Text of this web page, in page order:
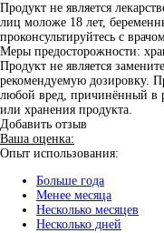
Продукт не является
лиц моложе 18 лет,
проконсультируйтесь с
Меры предосторожности:
Продукт не является
рекомендуемую дозировку.
любой вред, причинённый в
или хранения продукта.
Добавить отзыв
Ваша оценка:
Опыт использования:
Больше года
Менее месяца
Несколько месяцев
Несколько дней